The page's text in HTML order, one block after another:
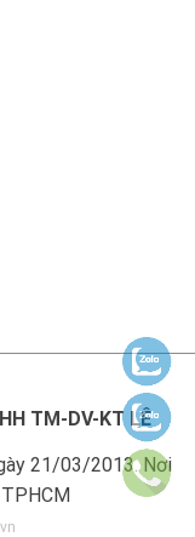
TM-DV-KT LÊ
21/03/2013. Nơi